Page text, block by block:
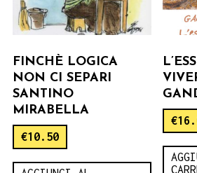
FINCHÈ LOGICA
NON CI SEPARI
SANTINO
MIRABELLA
€10.50
€